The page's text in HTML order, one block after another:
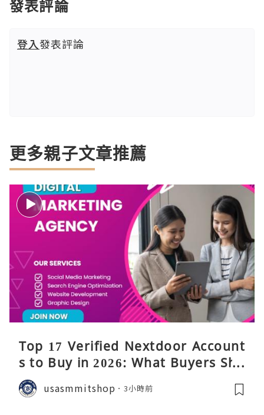
發表評論
登入發表評論
更多親子文章推薦
Top 17 Verified Nextdoor Account
s to Buy in 2026: What Buyers Sho
uld Know
usasmmitshop 3小時前